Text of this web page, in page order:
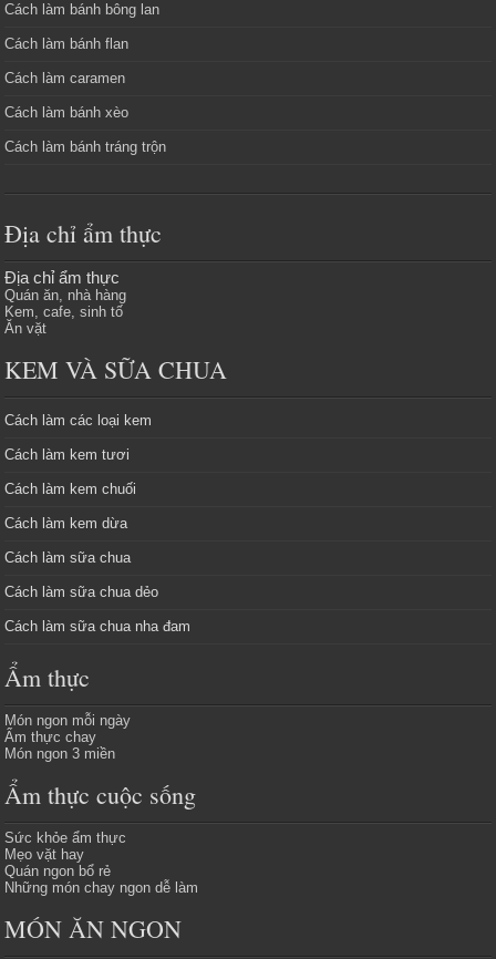
Cách làm bánh bông lan
Cách làm bánh flan
Cách làm caramen
Cách làm bánh xèo
Cách làm bánh tráng trộn
Địa chỉ ẩm thực
Địa chỉ ẩm thực
Quán ăn, nhà hàng
Kem, cafe, sinh tố
Ăn vặt
KEM VÀ SỮA CHUA
Cách làm các loại kem
Cách làm kem tươi
Cách làm kem chuối
Cách làm kem dừa
Cách làm sữa chua
Cách làm sữa chua dẻo
Cách làm sữa chua nha đam
Ẩm thực
Món ngon mỗi ngày
Ẩm thực chay
Món ngon 3 miền
Ẩm thực cuộc sống
Sức khỏe ẩm thực
Mẹo vặt hay
Quán ngon bổ rẻ
Những món chay ngon dễ làm
MÓN ĂN NGON